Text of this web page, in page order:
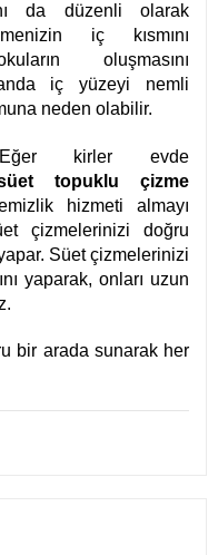
da düzenli olarak
iç kısmını
oluşmasını
iç yüzeyi nemli
neden olabilir.
kirler evde
topuklu çizme
hizmeti almayı
çizmelerinizi doğru
Süet çizmelerinizi
yaparak, onları uzun
bir arada sunarak her